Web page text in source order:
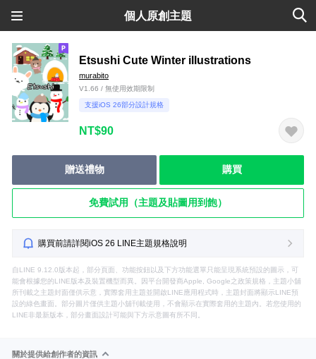
個人原創主題
Etsushi Cute Winter illustrations
murabito
V1.66 / 無使用效期限制
支援iOS 26部分設計規格
NT$90
贈送禮物 購買
免費試用（主題及貼圖用到飽）
購買前請詳閱iOS 26 LINE主題規格說明
自LINE 9.12.0版本起，部分頁面、功能按鈕以及下方功能選單只能呈現系統預設的圖示，可
能會根據您的LINE版本及裝置機型而異。因平台開發商Apple, Google之政策規格，主題小舖
所刊載之主題封面僅供示意，實際套用主題並開啟LINE應用程式時，主題封面將顯示LINE預
設的綠色畫面。部分圖片僅供主題小舖刊載使用，不會顯示在實際套用的主題內。若您使用的
LINE非最新版本，部分畫面設計可能與下方示意圖有所不同。
關於提供給創作者的資訊